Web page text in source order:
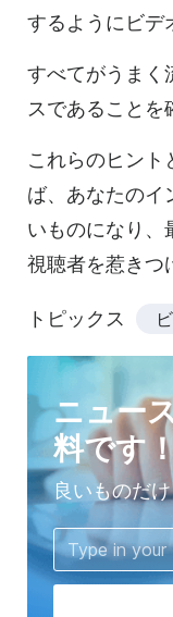
するようにビデ
すべてがうまく
スであることを
これらのヒント
ば、あなたのイ
いものになり、
視聴者を惹きつ
トピックス
ニュー
料です
良いものだ